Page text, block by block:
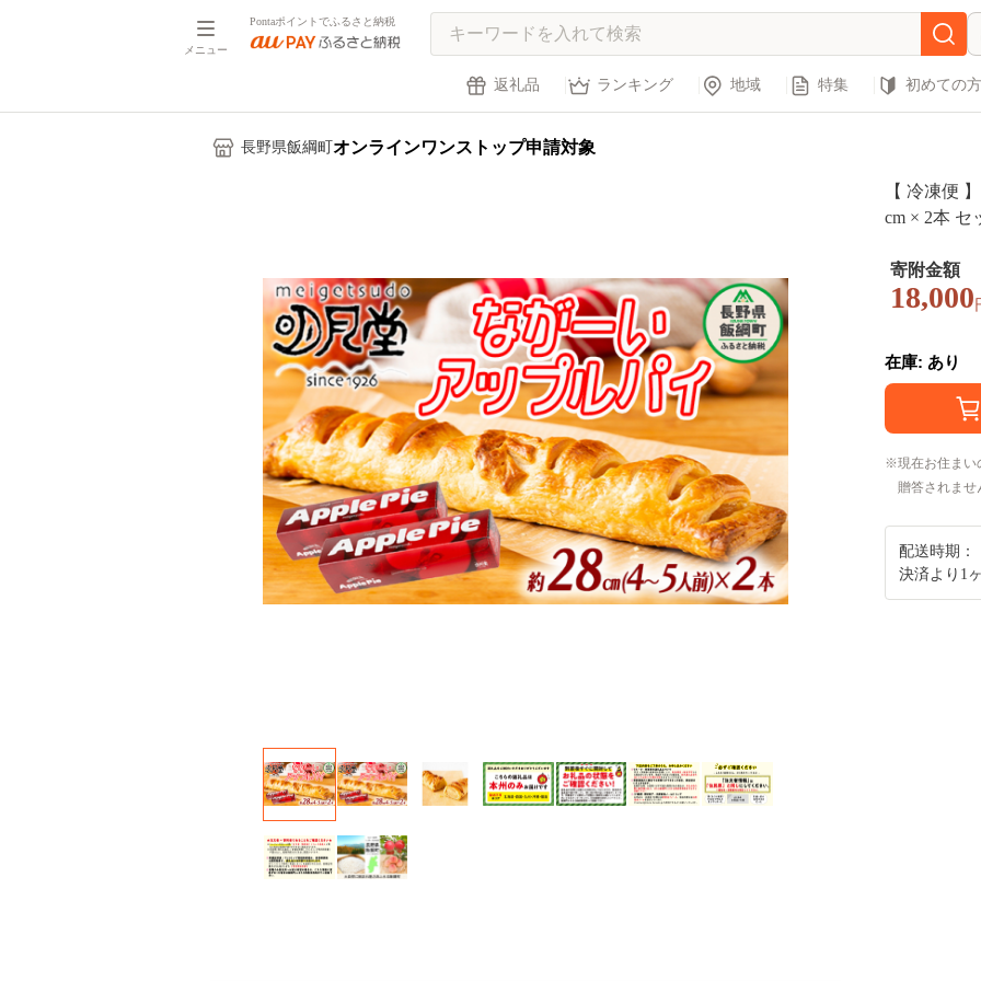
メニュー
Pontaポイントでふるさと納税
返礼品 ランキング 地域 特集 初めての方
長野県飯綱町 オンラインワンストップ申請対象
【 冷凍便
cm × 2本 セ
スイーツ
味 お取り
寄附金額
18,000
在庫: あり
現在お住まい
贈答されませ
配送時期：
決済より1